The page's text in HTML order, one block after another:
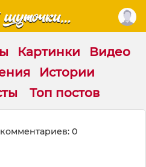
Картинки
Видео
Истории
Топ постов
комментариев: 0